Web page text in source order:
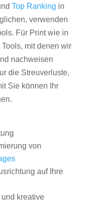
Top Ranking in
verwenden
Für Print wie in
mit denen wir
nachweisen
die Streuverluste,
Sie können Ihr
von
auf Ihre
kreative